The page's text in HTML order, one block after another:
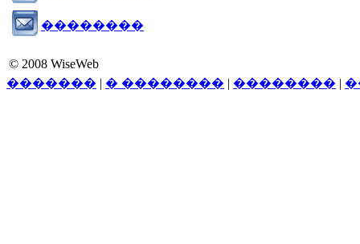
��������
© 2008 WiseWeb
������� | � �������� | �������� |